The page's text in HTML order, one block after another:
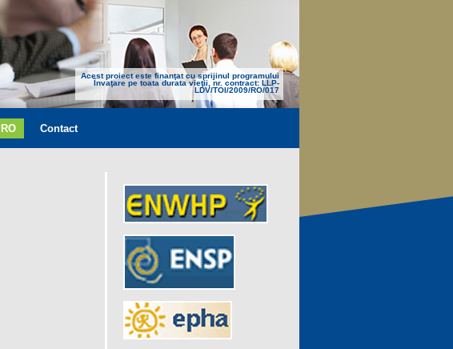
Acest proiect este finanţat cu sprijinul programului
Învaţare pe toata durata vieţii, nr. contract: LLP-
LDV/TOI/2009/RO/017
Contact